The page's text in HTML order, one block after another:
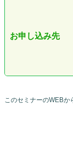
お申し込み先
このセミナーのWEBか